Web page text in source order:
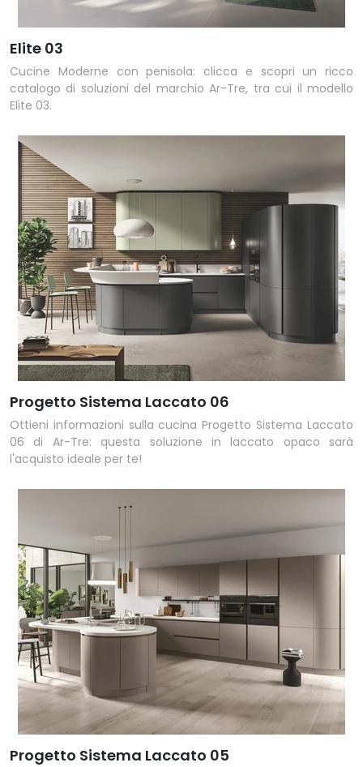
Elite 03
Cucine Moderne con penisola: clicca e scopri un ricco
catalogo di soluzioni del marchio Ar-Tre, tra cui il modello
Elite 03.
Progetto Sistema Laccato 06
Ottieni informazioni sulla cucina Progetto Sistema Laccato
06 di Ar-Tre: questa soluzione in laccato opaco sarà
l'acquisto ideale per te!
Progetto Sistema Laccato 05